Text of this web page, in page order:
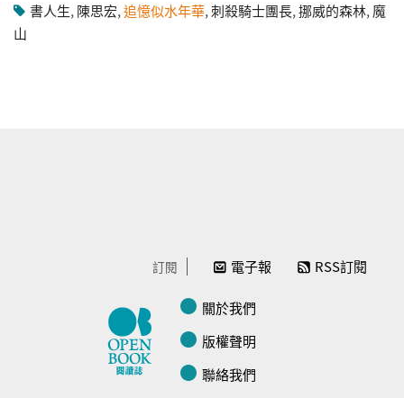
書人生,陳思宏,追憶似水年華,刺殺騎士團長,挪威的森林,魔
山
訂閱 電子報 RSS訂閱
關於我們
版權聲明
聯絡我們